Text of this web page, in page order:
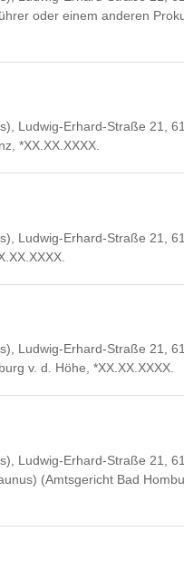
oder einem anderen
Ludwig-Erhard-Straße 21,
*XX.XX.XXXX.
Ludwig-Erhard-Straße 21,
Ludwig-Erhard-Straße 21,
v. d. Höhe, *XX.XX.XXXX.
Ludwig-Erhard-Straße 21,
(Amtsgericht Bad